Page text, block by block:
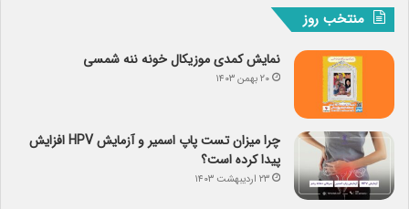
منتخب روز
نمایش کمدی موزیکال خونه ننه شمسی
۲۰ بهمن ۱۴۰۳
چرا میزان تست پاپ اسمیر و آزمایش HPV افزایش
پیدا کرده است؟
۲۳ اردیبهشت ۱۴۰۳